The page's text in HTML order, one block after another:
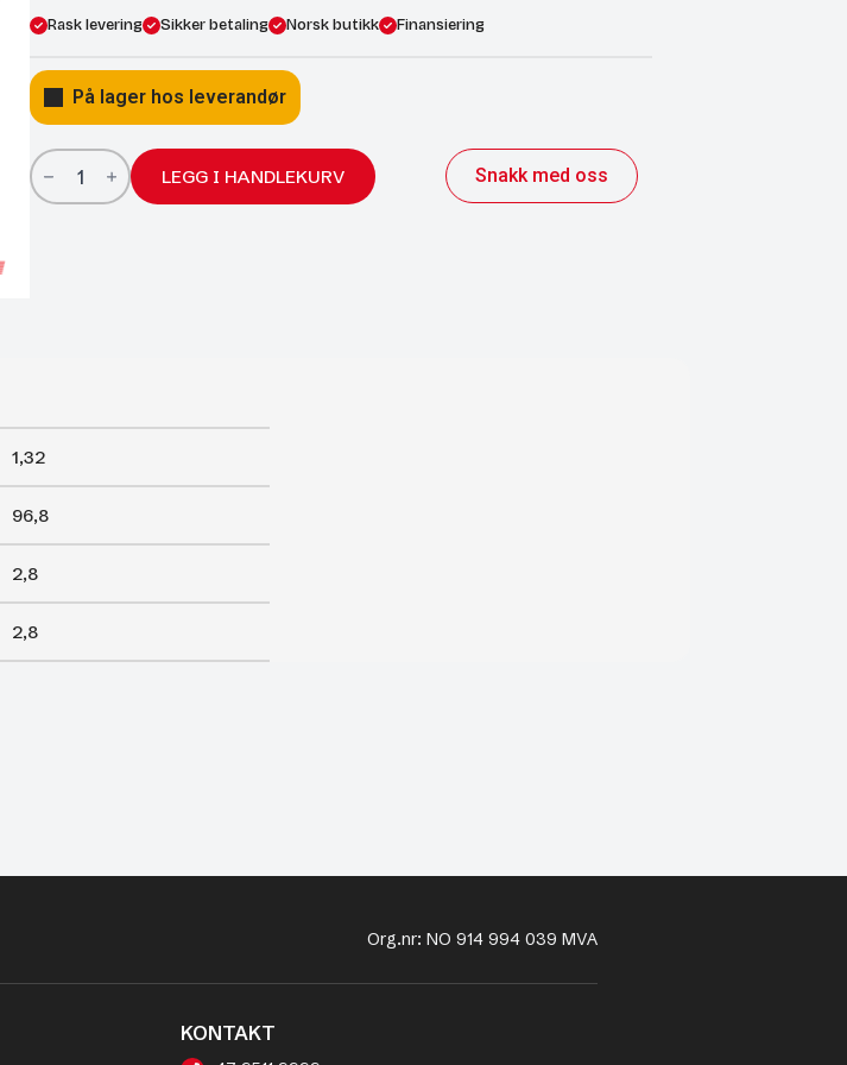
Rask levering Sikker betaling Norsk butikk Finansiering
På lager hos leverandør
Gassfjærer
Arctic
27/14;
LEGG I HANDLEKURV Snakk med oss
1,32
96,8
2,8
2,8
Org.nr: NO 914 994 039 MVA
KONTAKT